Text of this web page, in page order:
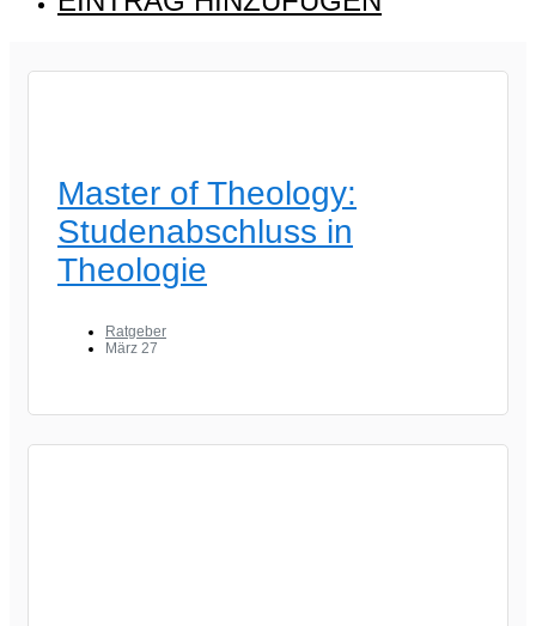
Master of Theology:
Studenabschluss in
Theologie
Ratgeber
März 27